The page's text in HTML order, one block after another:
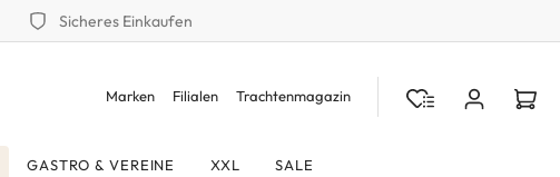
Sicheres Einkaufen
Marken Filialen Trachtenmagazin
GASTRO & VEREINE XXL SALE